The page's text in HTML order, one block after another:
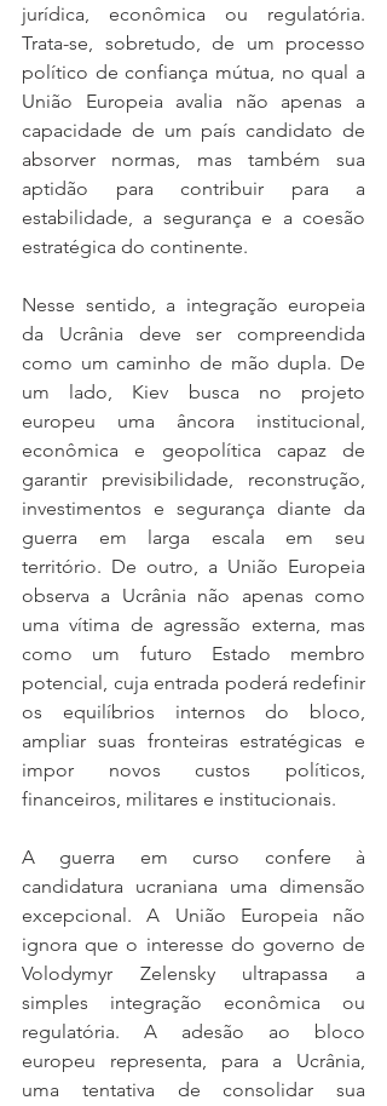
jurídica, econômica ou regulatória.
Trata-se, sobretudo, de um processo
político de confiança mútua, no qual a
União Europeia avalia não apenas a
capacidade de um país candidato de
absorver normas, mas também sua
aptidão para contribuir para a
estabilidade, a segurança e a coesão
estratégica do continente.
Nesse sentido, a integração europeia
da Ucrânia deve ser compreendida
como um caminho de mão dupla. De
um lado, Kiev busca no projeto
europeu uma âncora institucional,
econômica e geopolítica capaz de
garantir previsibilidade, reconstrução,
investimentos e segurança diante da
guerra em larga escala em seu
território. De outro, a União Europeia
observa a Ucrânia não apenas como
uma vítima de agressão externa, mas
como um futuro Estado membro
potencial, cuja entrada poderá redefinir
os equilíbrios internos do bloco,
ampliar suas fronteiras estratégicas e
impor novos custos políticos,
financeiros, militares e institucionais.
A guerra em curso confere à
candidatura ucraniana uma dimensão
excepcional. A União Europeia não
ignora que o interesse do governo de
Volodymyr Zelensky ultrapassa a
simples integração econômica ou
regulatória. A adesão ao bloco
europeu representa, para a Ucrânia,
uma tentativa de consolidar sua